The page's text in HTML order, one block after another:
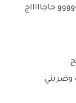
حاجاااااج
وضربني